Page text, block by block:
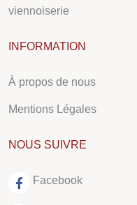
viennoiserie
INFORMATION
À propos de nous
Mentions Légales
NOUS SUIVRE
Facebook